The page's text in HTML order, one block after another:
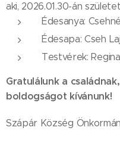
aki, 2026.01.30-án
Édesanya:
Édesapa: Cseh
Testvérek:
Gratulálunk a
boldogságot kívánunk!
Szápár Község